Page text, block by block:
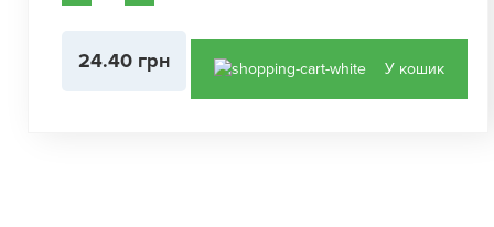
24.40 грн У кошик